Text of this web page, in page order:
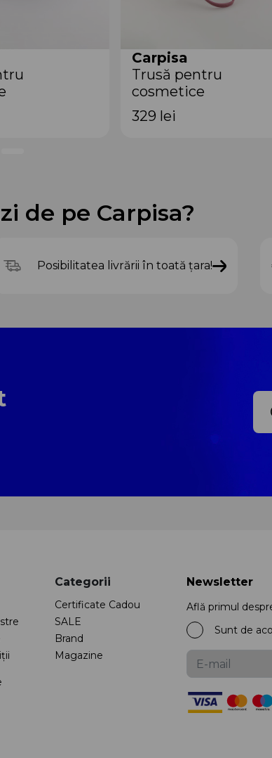
Carpisa
Trusă pentru
cosmetice
AAB55208943 Onion
329 lei
de pe Carpisa?
Posibilitatea livrării în toată țara!
Categorii
Certificate Cadou
SALE
Brand
Magazine
Newsletter
Află primul
Sunt de